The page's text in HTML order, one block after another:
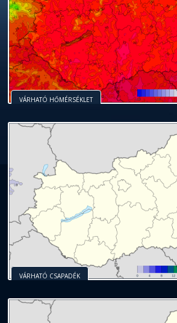
VÁRHATÓ HŐMÉRSÉKLET
VÁRHATÓ CSAPADÉK